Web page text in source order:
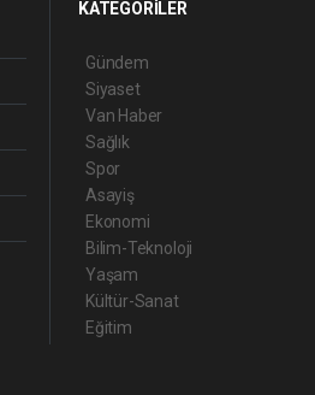
KATEGORİLER
Gündem
Siyaset
Van Haber
Sağlık
Spor
Asayiş
Ekonomi
Bilim-Teknoloji
Yaşam
Kültür-Sanat
Eğitim